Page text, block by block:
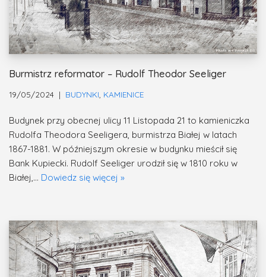
Burmistrz reformator – Rudolf Theodor Seeliger
19/05/2024 BUDYNKI KAMIENICE
Budynek przy obecnej ulicy 11 Listopada 21 to kamieniczka
Rudolfa Theodora Seeligera, burmistrza Białej w latach
1867-1881. W późniejszym okresie w budynku mieścił się
Bank Kupiecki. Rudolf Seeliger urodził się w 1810 roku w
Białej,… Dowiedz się więcej »